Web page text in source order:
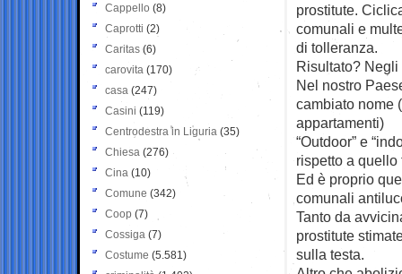
prostitute.
comunali e
di tolleranza.
Risultato?
Nel nostro
cambiato nome
appartamenti)
“Outdoor” e
rispetto a quello
Ed è proprio
comunali
Tanto da
prostitute
sulla testa.
Cappello (8)
Caprotti (2)
Caritas (6)
carovita (170)
casa (247)
Casini (119)
Centrodestra in Liguria (35)
Chiesa (276)
Cina (10)
Comune (342)
Coop (7)
Cossiga (7)
Costume (5.581)